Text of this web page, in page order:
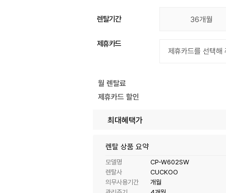
렌탈기간 36개월
제휴카드
월 렌탈료
제휴카드 할인
최대혜택가
렌탈 상품 요약
모델명
CP-W602SW
렌탈사
CUCKOO
의무사용기간
개월